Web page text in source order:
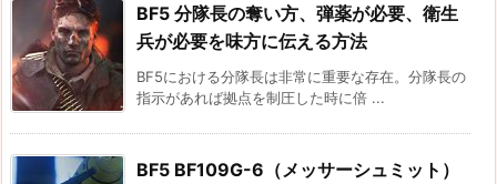
BF5 分隊長の奪い方、弾薬が必要、衛生
兵が必要を味方に伝える方法
BF5における分隊長は非常に重要な存在。分隊長の
指示があれば拠点を制圧した時に倍 ...
BF5 BF109G-6（メッサーシュミット）